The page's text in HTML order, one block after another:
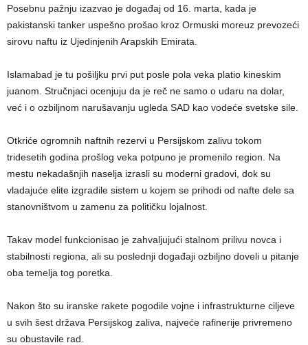
Posebnu pažnju izazvao je događaj od 16. marta, kada je
pakistanski tanker uspešno prošao kroz Ormuski moreuz prevozeći
sirovu naftu iz Ujedinjenih Arapskih Emirata.
Islamabad je tu pošiljku prvi put posle pola veka platio kineskim
juanom. Stručnjaci ocenjuju da je reč ne samo o udaru na dolar,
već i o ozbiljnom narušavanju ugleda SAD kao vodeće svetske sile.
Otkriće ogromnih naftnih rezervi u Persijskom zalivu tokom
tridesetih godina prošlog veka potpuno je promenilo region. Na
mestu nekadašnjih naselja izrasli su moderni gradovi, dok su
vladajuće elite izgradile sistem u kojem se prihodi od nafte dele sa
stanovništvom u zamenu za političku lojalnost.
Takav model funkcionisao je zahvaljujući stalnom prilivu novca i
stabilnosti regiona, ali su poslednji događaji ozbiljno doveli u pitanje
oba temelja tog poretka.
Nakon što su iranske rakete pogodile vojne i infrastrukturne ciljeve
u svih šest država Persijskog zaliva, najveće rafinerije privremeno
su obustavile rad.